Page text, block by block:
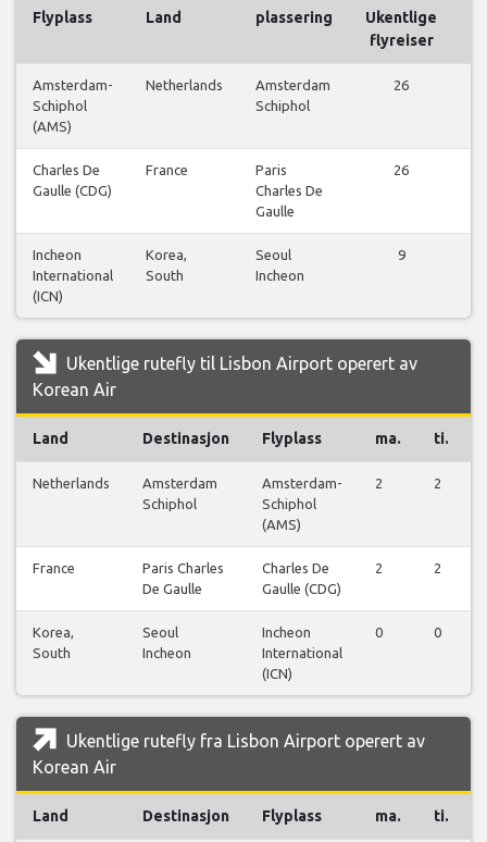
Flyplass Land plassering
Ukentlige
flyreiser
Amsterdam-
Schiphol
(AMS)
Netherlands
Amsterdam
Schiphol
26
Charles De
Gaulle (CDG)
France
Paris
Charles De
Gaulle
26
Incheon
International
(ICN)
Korea,
South
Seoul
Incheon
9
Ukentlige rutefly til Lisbon Airport operert av
Korean Air
Land Destinasjon Flyplass ma. ti.
Netherlands
Amsterdam
Schiphol
Amsterdam-
Schiphol
(AMS)
2 2
France
Paris Charles
De Gaulle
Charles De
Gaulle (CDG)
2 2
Korea,
South
Seoul
Incheon
Incheon
International
(ICN)
0 0
Ukentlige rutefly fra Lisbon Airport operert av
Korean Air
Land Destinasjon Flyplass ma. ti.